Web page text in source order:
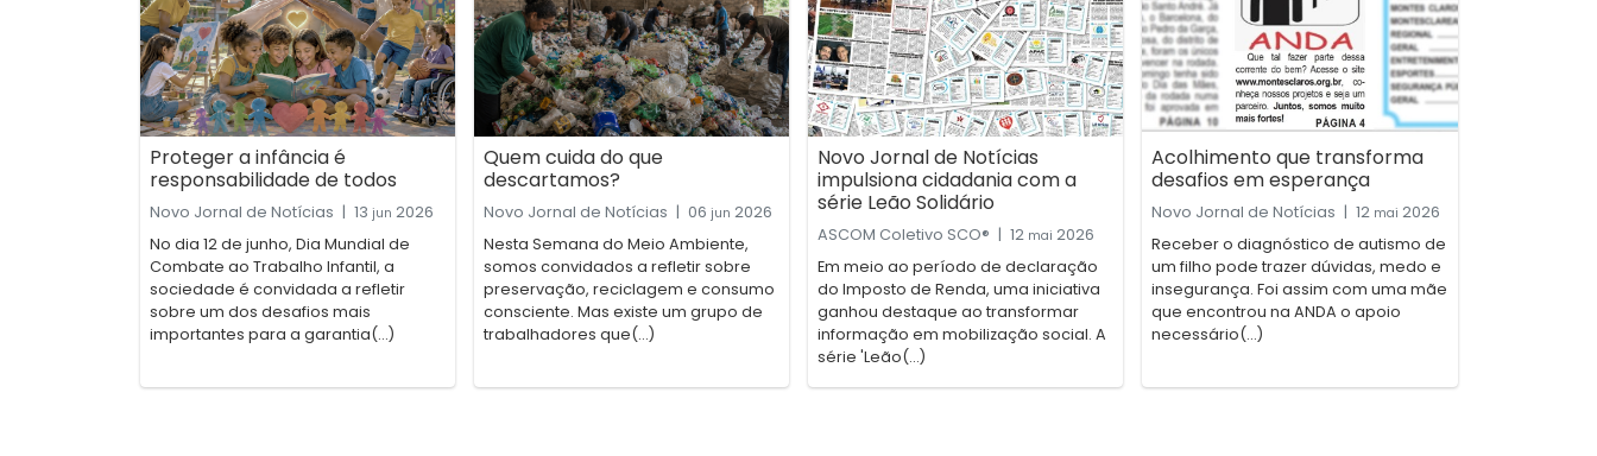
Proteger a infância é
responsabilidade de todos
Novo Jornal de Notícias 13 jun 2026
No dia 12 de junho, Dia Mundial de
Combate ao Trabalho Infantil, a
sociedade é convidada a refletir
sobre um dos desafios mais
importantes para a garantia(...)
Quem cuida do que
descartamos?
Novo Jornal de Notícias 06 jun 2026
Nesta Semana do Meio Ambiente,
somos convidados a refletir sobre
preservação, reciclagem e consumo
consciente. Mas existe um grupo de
trabalhadores que(...)
Novo Jornal de Notícias
impulsiona cidadania com a
série Leão Solidário
ASCOM Coletivo SCO® 12 mai 2026
Em meio ao período de declaração
do Imposto de Renda, uma iniciativa
ganhou destaque ao transformar
informação em mobilização social. A
série 'Leão(...)
Acolhimento que transforma
desafios em esperança
Novo Jornal de Notícias 12 mai 2026
Receber o diagnóstico de autismo de
um filho pode trazer dúvidas, medo e
insegurança. Foi assim com uma mãe
que encontrou na ANDA o apoio
necessário(...)